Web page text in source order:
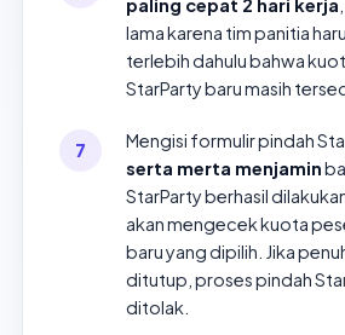
paling cepat 2 hari kerja
lama karena tim panitia
terlebih dahulu bahwa
StarParty baru masih
Mengisi formulir pindah
serta merta menjamin
StarParty berhasil
akan mengecek kuota
baru yang dipilih. Jika
ditutup, proses pindah
ditolak.